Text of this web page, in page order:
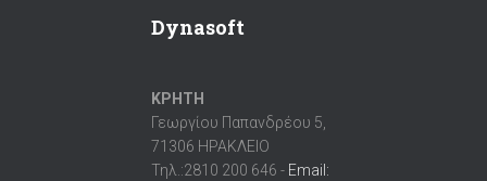
Dynasoft
ΚΡΗΤΗ
Γεωργίου Παπανδρέου 5,
71306 ΗΡΑΚΛΕΙΟ
Τηλ.:2810 200 646 - Email: